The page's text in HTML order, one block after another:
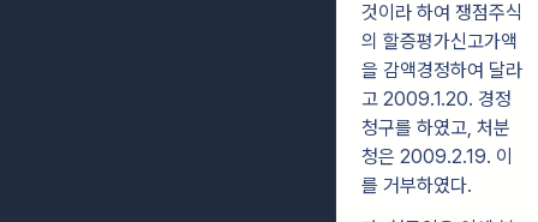
것이라 하여 쟁점주식
의 할증평가신고가액
을 감액경정하여 달라
고 2009.1.20. 경정
청구를 하였고, 처분
청은 2009.2.19. 이
를 거부하였다.